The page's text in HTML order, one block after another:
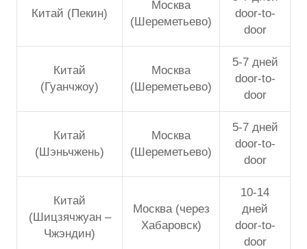
Китай (Пекин)
Москва
(Шереметьево)
door-to-
door
Китай
(Гуанчжоу)
Москва
(Шереметьево)
5-7 дней
door-to-
door
Китай
(Шэньчжень)
Москва
(Шереметьево)
5-7 дней
door-to-
door
Китай
(Шицзячжуан –
Чжэндин)
Москва (через
Хабаровск)
10-14
дней
door-to-
door